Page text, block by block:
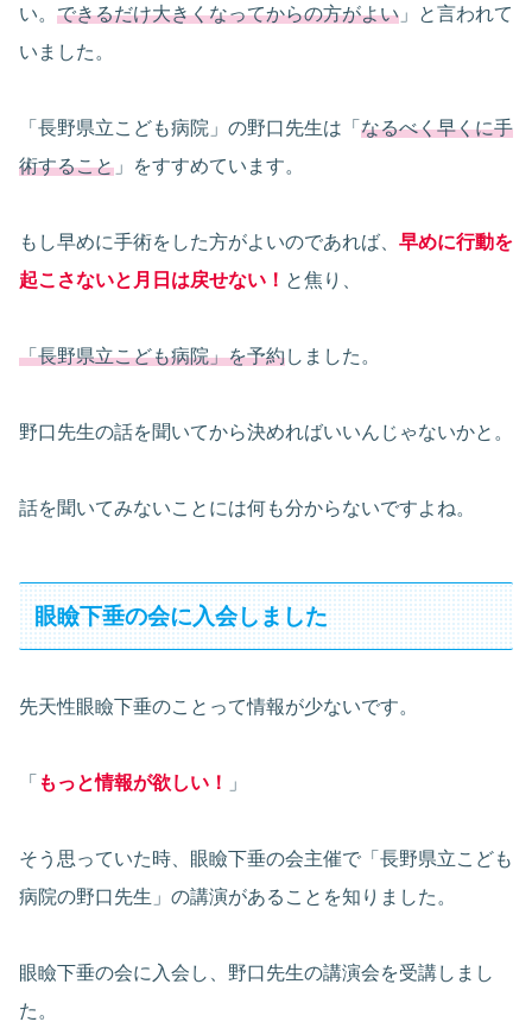
い。 できるだけ大きくなってからの方がよい 」と言われて
いました。
「長野県立こども病院」の野口先生は「 なるべく早くに手
術すること 」をすすめています。
もし早めに手術をした方がよいのであれば、 早めに行動を
起こさないと月日は戻せない！ と焦り、
「長野県立こども病院」を予約しました。
野口先生の話を聞いてから決めればいいんじゃないかと。
話を聞いてみないことには何も分からないですよね。
眼瞼下垂の会に入会しました
先天性眼瞼下垂のことって情報が少ないです。
「 もっと情報が欲しい！ 」
そう思っていた時、眼瞼下垂の会主催で「長野県立こども
病院の野口先生」の講演があることを知りました。
眼瞼下垂の会に入会し、野口先生の講演会を受講しまし
た。